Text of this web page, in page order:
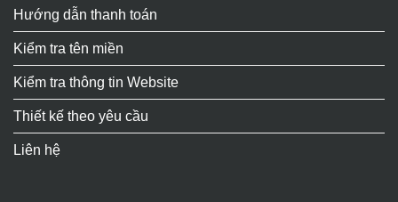
Hướng dẫn thanh toán
Kiểm tra tên miền
Kiểm tra thông tin Website
Thiết kế theo yêu cầu
Liên hệ